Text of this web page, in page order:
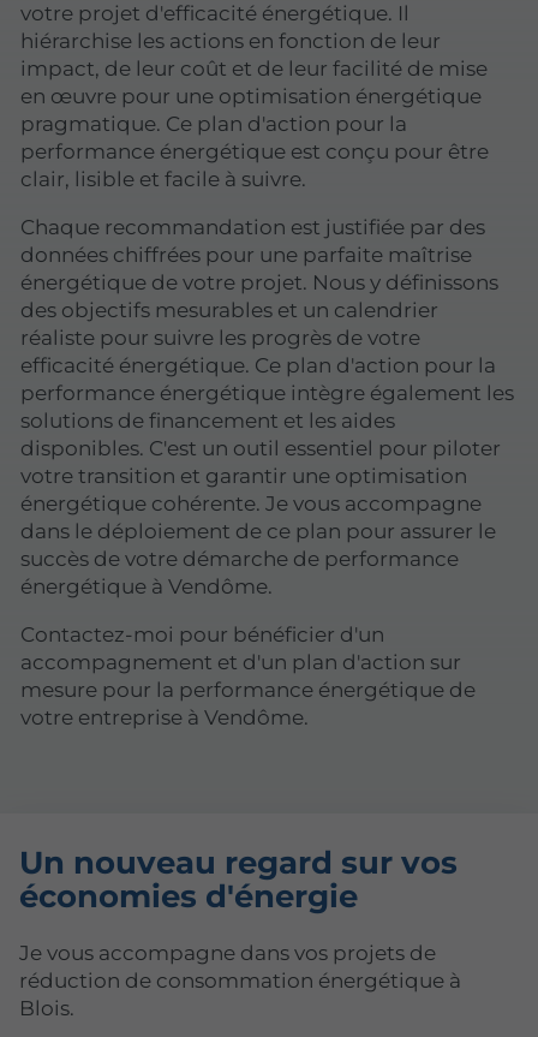
votre projet d'efficacité énergétique. Il
hiérarchise les actions en fonction de leur
impact, de leur coût et de leur facilité de mise
en œuvre pour une optimisation énergétique
pragmatique. Ce plan d'action pour la
performance énergétique est conçu pour être
clair, lisible et facile à suivre.
Chaque recommandation est justifiée par des
données chiffrées pour une parfaite maîtrise
énergétique de votre projet. Nous y définissons
des objectifs mesurables et un calendrier
réaliste pour suivre les progrès de votre
efficacité énergétique. Ce plan d'action pour la
performance énergétique intègre également les
solutions de financement et les aides
disponibles. C'est un outil essentiel pour piloter
votre transition et garantir une optimisation
énergétique cohérente. Je vous accompagne
dans le déploiement de ce plan pour assurer le
succès de votre démarche de performance
énergétique à Vendôme.
Contactez-moi pour bénéficier d'un
accompagnement et d'un plan d'action sur
mesure pour la performance énergétique de
votre entreprise à Vendôme.
Un nouveau regard sur vos
économies d'énergie
Je vous accompagne dans vos projets de
réduction de consommation énergétique à
Blois.